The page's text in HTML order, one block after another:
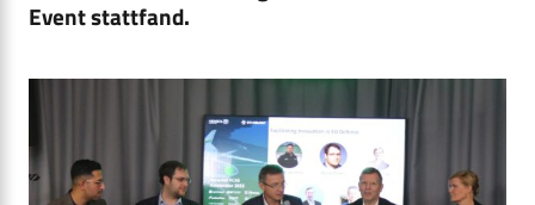
Event stattfand.